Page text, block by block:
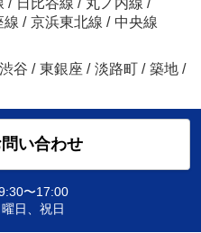
/ 日比谷線 / 丸ノ内線 /
線 / 京浜東北線 / 中央線
渋谷 / 東銀座 / 淡路町 / 築地 /
い合わせ
〜17:00
曜日、祝日